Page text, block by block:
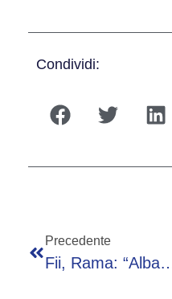
Condividi:
Precedente
Fii, Rama: “Albania Più Vicina Che Mai All’Ue,